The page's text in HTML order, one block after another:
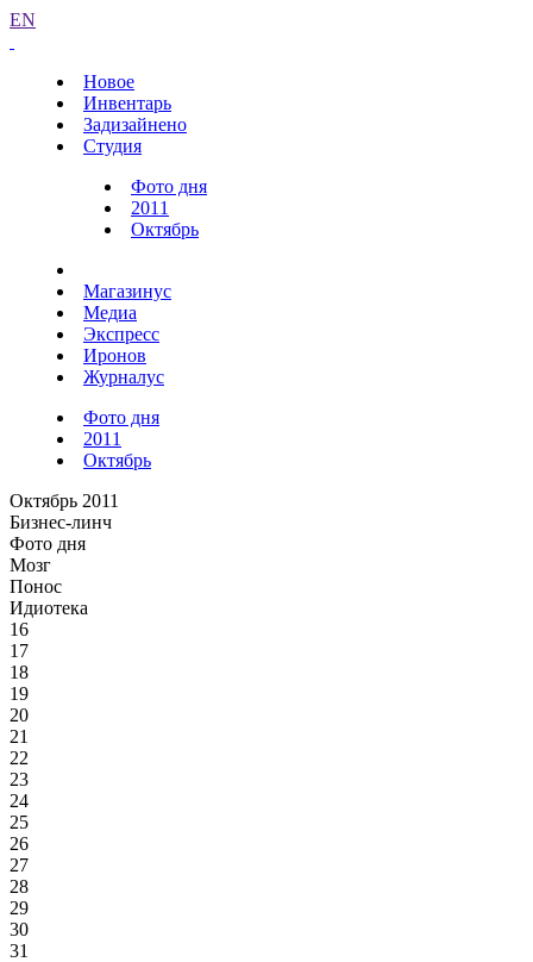
EN
Новое
Инвентарь
Задизайнено
Студия
Фото дня
2011
Октябрь
Магазинус
Медиа
Экспресс
Иронов
Журналус
Фото дня
2011
Октябрь
Октябрь 2011
Бизнес-линч
Фото дня
Мозг
Понос
Идиотека
16
17
18
19
20
21
22
23
24
25
26
27
28
29
30
31